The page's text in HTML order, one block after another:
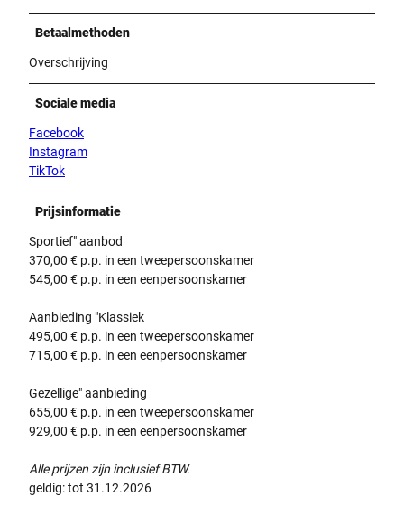
Betaalmethoden
Overschrijving
Sociale media
Facebook
Instagram
TikTok
Prijsinformatie
Sportief" aanbod
370,00 € p.p. in een tweepersoonskamer
545,00 € p.p. in een eenpersoonskamer
Aanbieding "Klassiek
495,00 € p.p. in een tweepersoonskamer
715,00 € p.p. in een eenpersoonskamer
Gezellige" aanbieding
655,00 € p.p. in een tweepersoonskamer
929,00 € p.p. in een eenpersoonskamer
Alle prijzen zijn inclusief BTW.
geldig: tot 31.12.2026